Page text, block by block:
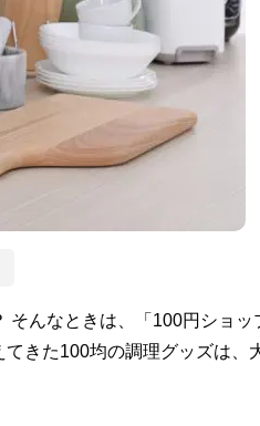
んなときは、「100円ショッ
きた100均の調理グッズは、